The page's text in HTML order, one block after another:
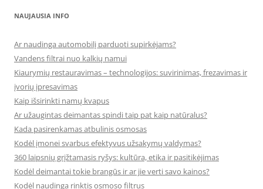
NAUJAUSIA INFO
Ar naudinga automobilį parduoti supirkėjams?
Vandens filtrai nuo kalkių namui
Kiaurymių restauravimas – technologijos: suvirinimas, frezavimas ir
įvorių įpresavimas
Kaip išsirinkti namų kvapus
Ar užaugintas deimantas spindi taip pat kaip natūralus?
Kada pasirenkamas atbulinis osmosas
Kodėl įmonei svarbus efektyvus užsakymų valdymas?
360 laipsnių grįžtamasis ryšys: kultūra, etika ir pasitikėjimas
Kodėl deimantai tokie brangūs ir ar jie verti savo kainos?
Kodėl naudinga rinktis osmoso filtrus